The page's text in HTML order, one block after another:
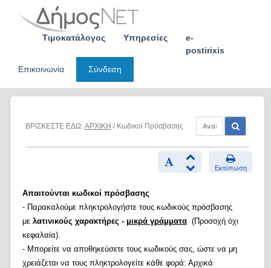
Τιμοκατάλογος Υπηρεσίες
e-
postirixis
Επικοινωνία
Σύνδεση
ΒΡΙΣΚΕΣΤΕ ΕΔΩ: ΑΡΧΙΚΗ / Κωδικοί Πρόσβασης
Εκτύπωση
Απαιτούνται κωδικοί πρόσβασης
- Παρακαλούμε πληκτρολογήστε τους κωδικούς πρόσβασης
με λατινικούς χαρακτήρες - μικρά γράμματα(Προσοχή όχι
κεφαλαία).
- Μπορείτε να αποθηκεύσετε τους κωδικούς σας, ώστε να μη
χρειάζεται να τους πληκτρολογείτε κάθε φορά: Αρχικά